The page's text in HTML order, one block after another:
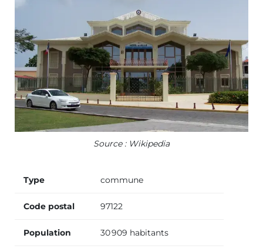
Source : Wikipedia
Type commune
Code postal 97122
Population 30 909 habitants